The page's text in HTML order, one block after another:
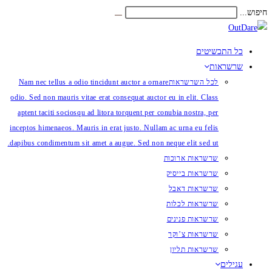
Skip
to
חיפוש...
כל התכשיטים
שרשראות
לכל השרשראותNam nec tellus a odio tincidunt auctor a ornare
odio. Sed non mauris vitae erat consequat auctor eu in elit. Class
aptent taciti sociosqu ad litora torquent per conubia nostra, per
inceptos himenaeos. Mauris in erat justo. Nullam ac urna eu felis
dapibus condimentum sit amet a augue. Sed non neque elit sed ut.
שרשראות ארוכות
שרשראות בייסיק
שרשראות דאבל
שרשראות לכלות
שרשראות פנינים
שרשראות צ’וקר
שרשראות תליון
עגילים